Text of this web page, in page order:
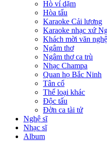
Hò ví dặm
Hòa tấu
Karaoke Cải lương
Karaoke nhạc xứ
Khách mời văn
Ngâm thơ
Ngâm thơ ca trù
Nhạc Champa
Quan họ Bắc Ninh
Tân cổ
Thể loại khác
Độc tấu
Đờn ca tài tử
Nghệ sĩ
Nhạc sĩ
Album